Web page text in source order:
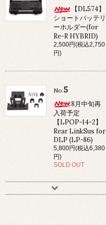
【DL574】
ショートバッテリ
ーホルダー(for
Re-R HYBRID)
2,500円(税込2,750
円)
No.5
8月中旬再
入荷予定
【LPOP-14-2】
Rear LinkSus for
DLP (LP-86)
5,800円(税込6,380
円)
SOLD OUT